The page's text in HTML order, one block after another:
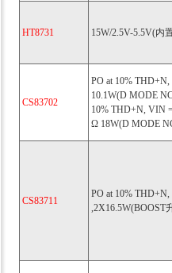
HT8731 15W/2.5V-5.5V(内
CS83702
PO at 10%
10.1W(D MODE
10% THD+N, VIN
Ω 18W(D MODE
CS83711
PO at 10%
,2X16.5W(BOOST